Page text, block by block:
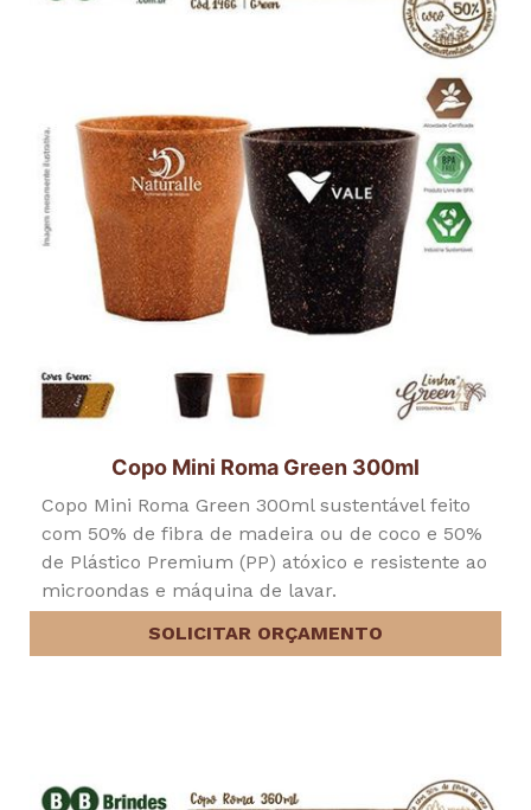
Copo Mini Roma Green 300ml
Copo Mini Roma Green 300ml sustentável feito
com 50% de fibra de madeira ou de coco e 50%
de Plástico Premium (PP) atóxico e resistente ao
microondas e máquina de lavar.
SOLICITAR ORÇAMENTO